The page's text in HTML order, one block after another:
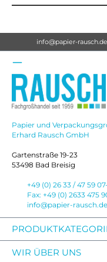
info@papier-rausch.de
Papier und
Erhard Rausch GmbH
Gartenstraße 19-23
53498 Bad Breisig
+49 (0) 26 33 / 47 59
Fax: +49 (0) 2633 475
info@papier-rausch.de
WIR ÜBER UNS